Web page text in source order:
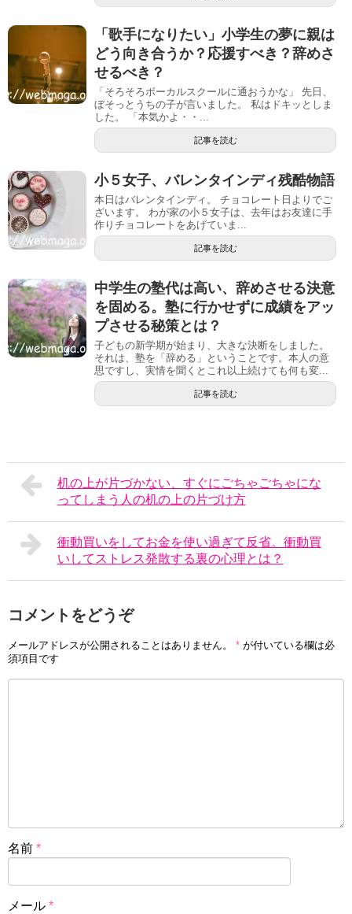
「歌手になりたい」小学生の夢に親は
どう向き合うか？応援すべき？辞めさ
せるべき？
「そろそろボーカルスクールに通おうかな」 先日、
ぼそっとうちの子が言いました。 私はドキッとしま
した。 「本気かよ・・...
記事を読む
小５女子、バレンタインディ残酷物語
本日はバレンタインディ。 チョコレート日よりでご
ざいます。 わが家の小５女子は、去年はお友達に手
作りチョコレートをあげていま...
記事を読む
中学生の塾代は高い、辞めさせる決意
を固める。塾に行かせずに成績をアッ
プさせる秘策とは？
子どもの新学期が始まり、大きな決断をしました。
それは、塾を「辞める」ということです。本人の意
思ですし、実情を聞くとこれ以上続けても何も変...
記事を読む
机の上が片づかない、すぐにごちゃごちゃにな
ってしまう人の机の上の片づけ方
衝動買いをしてお金を使い過ぎて反省。衝動買
いしてストレス発散する裏の心理とは？
コメントをどうぞ
メールアドレスが公開されることはありません。 * が付いている欄は必
須項目です
名前 *
メール *